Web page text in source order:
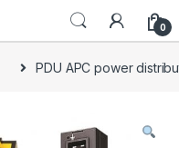
0
PDU APC power